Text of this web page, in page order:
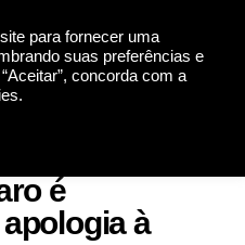
para fornecer uma
suas preferências e
concorda com a
é
à